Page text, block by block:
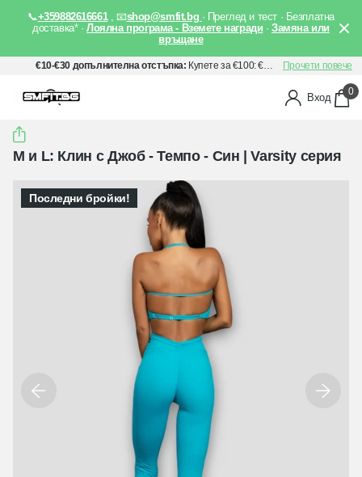
📞+359882616661 , 📧shop@smfit.bg · Преглед и тест · Безплатна
доставка* ·Лоялна програма - Вземете награди ·Замяна или
връщане
€10-€30 допълнителна отстъпка: Купете за €100: €10 отстъпка, Купете за €150: €20 отстъпка, Купете за €200: €30 отстъпка. Прилага се автоматично след добавяне на артикули в количката Ви. Прочети повече
Вход 0
M и L: Клин с Джоб - Темпо - Син | Varsity серия
Последни бройки!